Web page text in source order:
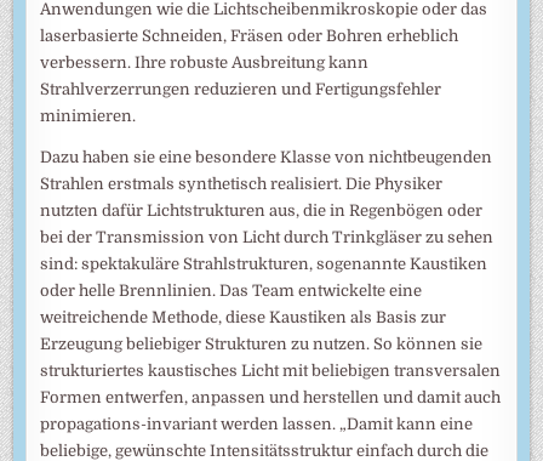
Anwendungen wie die Lichtscheibenmikroskopie oder das
laserbasierte Schneiden, Fräsen oder Bohren erheblich
verbessern. Ihre robuste Ausbreitung kann
Strahlverzerrungen reduzieren und Fertigungsfehler
minimieren.
Dazu haben sie eine besondere Klasse von nichtbeugenden
Strahlen erstmals synthetisch realisiert. Die Physiker
nutzten dafür Lichtstrukturen aus, die in Regenbögen oder
bei der Transmission von Licht durch Trinkgläser zu sehen
sind: spektakuläre Strahlstrukturen, sogenannte Kaustiken
oder helle Brennlinien. Das Team entwickelte eine
weitreichende Methode, diese Kaustiken als Basis zur
Erzeugung beliebiger Strukturen zu nutzen. So können sie
strukturiertes kaustisches Licht mit beliebigen transversalen
Formen entwerfen, anpassen und herstellen und damit auch
propagations-invariant werden lassen. „Damit kann eine
beliebige, gewünschte Intensitätsstruktur einfach durch die